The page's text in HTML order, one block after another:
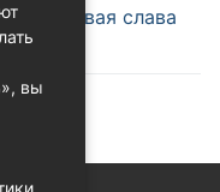
и новая слава
вы